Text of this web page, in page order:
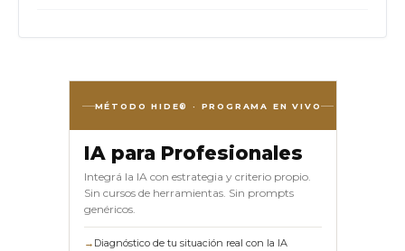
MÉTODO HIDE® · PROGRAMA EN VIVO
IA para Profesionales
Integrá la IA con estrategia y criterio propio.
Sin cursos de herramientas. Sin prompts
genéricos.
→ Diagnóstico de tu situación real con la IA